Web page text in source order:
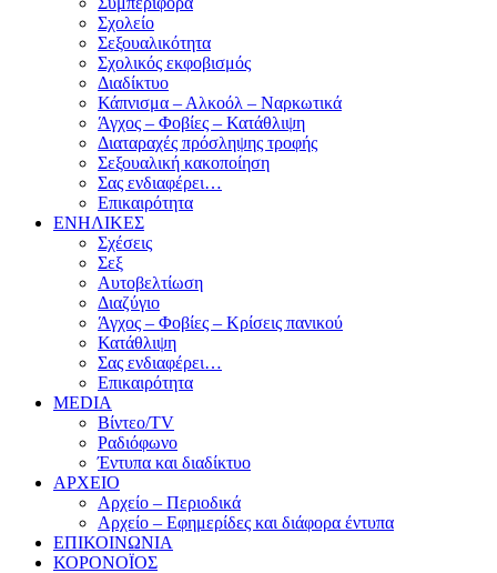
Σχολείο
Σεξουαλικότητα
Σχολικός εκφοβισμός
Διαδίκτυο
Κάπνισμα – Αλκοόλ – Ναρκωτικά
Άγχος – Φοβίες – Κατάθλιψη
Διαταραχές πρόσληψης τροφής
Σεξουαλική κακοποίηση
Σας ενδιαφέρει…
Επικαιρότητα
ΕΝΗΛΙΚΕΣ
Σχέσεις
Σεξ
Αυτοβελτίωση
Διαζύγιο
Άγχος – Φοβίες – Κρίσεις πανικού
Κατάθλιψη
Σας ενδιαφέρει…
Επικαιρότητα
MEDIA
Βίντεο/TV
Ραδιόφωνο
Έντυπα και διαδίκτυο
ΑΡΧΕΙΟ
Αρχείο – Περιοδικά
Αρχείο – Εφημερίδες και διάφορα έντυπα
ΕΠΙΚΟΙΝΩΝΙΑ
ΚΟΡΟΝΟΪΟΣ